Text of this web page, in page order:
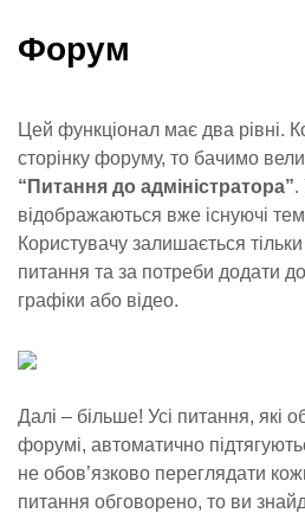
Форум
Цей функціонал має два рівні.
сторінку форуму, то бачимо
“Питання до адміністратора”.
відображаються вже існуючі
Користувачу залишається
питання та за потреби додати
графіки або відео.
Далі – більше! Усі питання, які
форумі, автоматично
не обов’язково переглядати
питання обговорено, то ви